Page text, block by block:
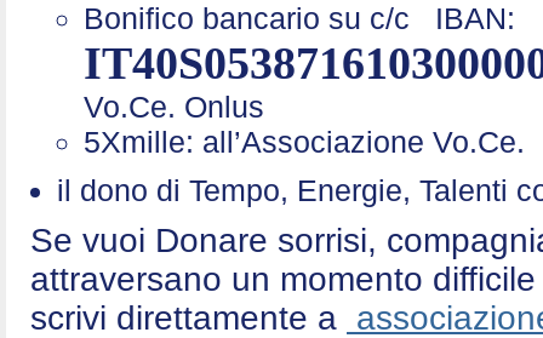
Bonifico bancario su c/c IBAN:
Vo.Ce. Onlus
5Xmille: all’Associazione
il dono di Tempo, Energie, Talenti
Se vuoi Donare sorrisi,
attraversano un momento
scrivi direttamente a